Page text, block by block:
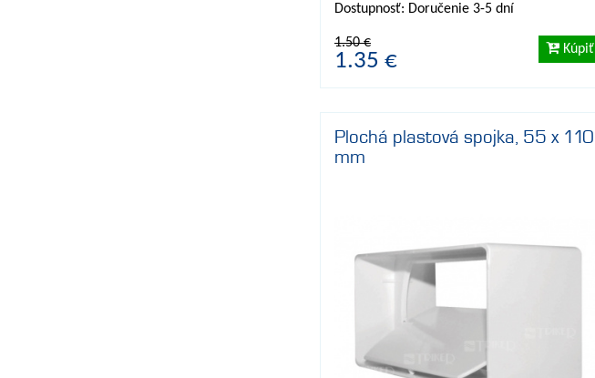
Dostupnosť: Doručenie 3-5 dní
1.50 €
1.35 € Kúpiť
Plochá plastová spojka, 55 x 110
mm